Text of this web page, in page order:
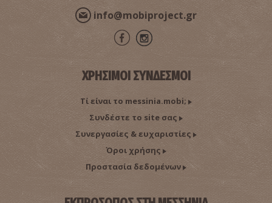
info@mobiproject.gr
ΧΡΗΣΙΜΟΙ ΣΥΝΔΕΣΜΟΙ
Τί είναι το messinia.mobi;
Συνδέστε το site σας
Συνεργασίες & ευχαριστίες
Όροι χρήσης
Προστασία δεδομένων